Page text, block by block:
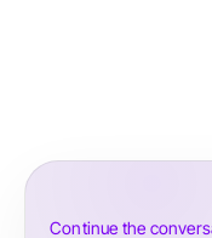
Continue the